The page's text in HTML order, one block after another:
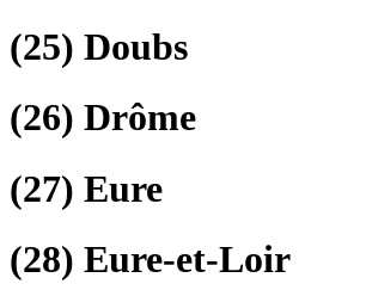
(25) Doubs
(26) Drôme
(27) Eure
(28) Eure-et-Loir